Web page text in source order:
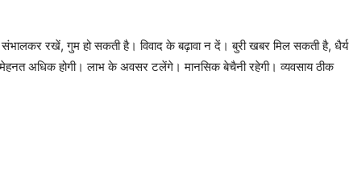
रखें, गुम हो सकती है। विवाद के बढ़ावा न दें। बुरी खबर मिल सकती है, धैर्य
अधिक होगी। लाभ के अवसर टलेंगे। मानसिक बेचैनी रहेगी। व्यवसाय ठीक